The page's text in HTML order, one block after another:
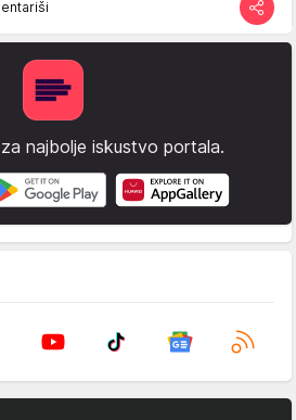
najbolje iskustvo portala.